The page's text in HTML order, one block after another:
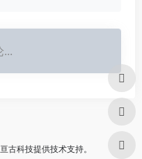
...
古科技提供技术支持。